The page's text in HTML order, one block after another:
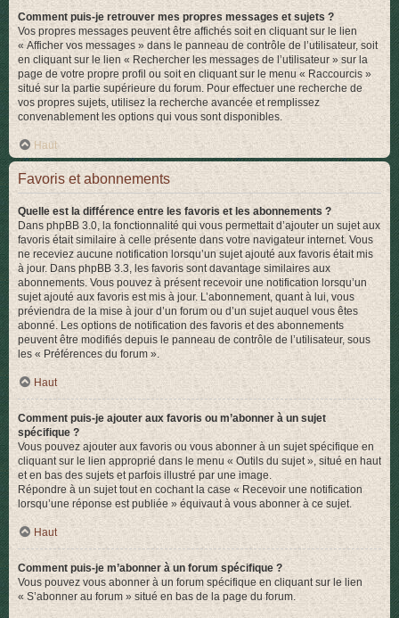
Comment puis-je retrouver mes propres messages et sujets ?
Vos propres messages peuvent être affichés soit en cliquant sur le lien
« Afficher vos messages » dans le panneau de contrôle de l’utilisateur, soit
en cliquant sur le lien « Rechercher les messages de l’utilisateur » sur la
page de votre propre profil ou soit en cliquant sur le menu « Raccourcis »
situé sur la partie supérieure du forum. Pour effectuer une recherche de
vos propres sujets, utilisez la recherche avancée et remplissez
convenablement les options qui vous sont disponibles.
Haut
Favoris et abonnements
Quelle est la différence entre les favoris et les abonnements ?
Dans phpBB 3.0, la fonctionnalité qui vous permettait d’ajouter un sujet aux
favoris était similaire à celle présente dans votre navigateur internet. Vous
ne receviez aucune notification lorsqu’un sujet ajouté aux favoris était mis
à jour. Dans phpBB 3.3, les favoris sont davantage similaires aux
abonnements. Vous pouvez à présent recevoir une notification lorsqu’un
sujet ajouté aux favoris est mis à jour. L’abonnement, quant à lui, vous
préviendra de la mise à jour d’un forum ou d’un sujet auquel vous êtes
abonné. Les options de notification des favoris et des abonnements
peuvent être modifiés depuis le panneau de contrôle de l’utilisateur, sous
les « Préférences du forum ».
Haut
Comment puis-je ajouter aux favoris ou m’abonner à un sujet
spécifique ?
Vous pouvez ajouter aux favoris ou vous abonner à un sujet spécifique en
cliquant sur le lien approprié dans le menu « Outils du sujet », situé en haut
et en bas des sujets et parfois illustré par une image.
Répondre à un sujet tout en cochant la case « Recevoir une notification
lorsqu’une réponse est publiée » équivaut à vous abonner à ce sujet.
Haut
Comment puis-je m’abonner à un forum spécifique ?
Vous pouvez vous abonner à un forum spécifique en cliquant sur le lien
« S’abonner au forum » situé en bas de la page du forum.